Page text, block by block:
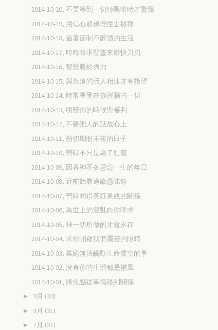
2014-10-20, 不要等到一切轉黑暗時才驚覺
2014-10-19, 用信心超越理性去撒種
2014-10-18, 過著節制不醉酒的生活
2014-10-17, 時時尋求聖靈來磨快刀刃
2014-10-16, 智慧勝於勇力
2014-10-15, 與永遠的活人相連才有指望
2014-10-14, 時常享受在你所賜的一切
2014-10-13, 明辨你的時候與審判
2014-10-12, 不要把人的話放心上
2014-10-11, 熱切期盼末後的日子
2014-10-10, 勞碌不只是為了肚腹
2014-10-09, 因著神不多思念一生的年日
2014-10-08, 近前聽勝過獻愚昧祭
2014-10-07, 勞碌同得美好果效的關係
2014-10-06, 為世上的混亂向你呼求
2014-10-05, 神一切所做的才會永存
2014-10-04, 求你開啟我們屬靈的眼睛
2014-10-03, 棄絕無法觸動生命虛空的事
2014-10-02, 沒有你的生活都是補風
2014-10-01, 將焦點從事情移到關係
► 9月 (30)
► 8月 (31)
► 7月 (31)